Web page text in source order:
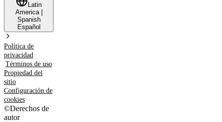
Latin
America|
Spanish
Español
Política de
privacidad
Términos de uso
Propiedad del
sitio
Configuración de
cookies
©Derechos de
autor